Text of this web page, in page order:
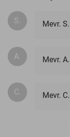
S. Mevr.
A. Mevr.
C. Mevr.